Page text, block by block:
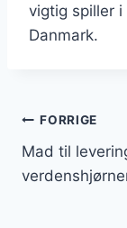
vigtig spiller
Danmark.
FORRIGE
Mad til